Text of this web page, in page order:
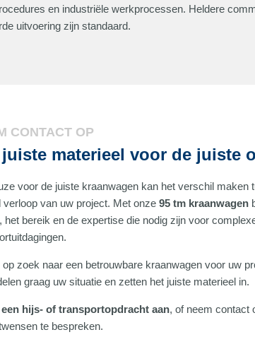
en industriële werkprocessen. Heldere
uitvoering zijn standaard.
CONTACT OP
juiste materieel voor de juiste
voor de juiste kraanwagen kan het verschil maken
verloop van uw project. Met onze 95 tm kraanwagen
het bereik en de expertise die nodig zijn voor
op zoek naar een betrouwbare kraanwagen voor uw
graag uw situatie en zetten het juiste materieel in.
een hijs- of transportopdracht aan, of neem contact
te bespreken.